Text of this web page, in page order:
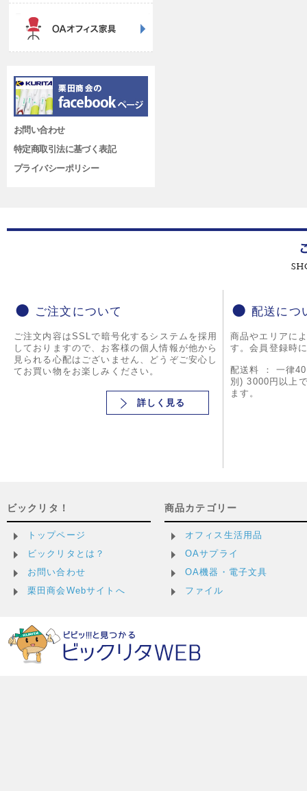
お問い合わせ
特定商取引法に基づく表記
プライバシーポリシー
ご注文について
ご注文内容はSSLで暗号化するシステムを採用
しておりますので、お客様の個人情報が他から
見られる心配はございません、どうぞご安心し
てお買い物をお楽しみください。
詳しく見る
配送につ
商品やエリアに
す。会員登録時
配送料 ： 一律
別) 3000円以上
ます。
ビックリタ！
トップページ
ビックリタとは？
お問い合わせ
栗田商会Webサイトへ
商品カテゴリー
オフィス生活用品
OAサプライ
OA機器・電子文具
ファイル